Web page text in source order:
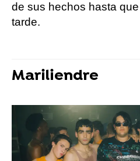
de sus hechos hasta
tarde.
Mariliendre